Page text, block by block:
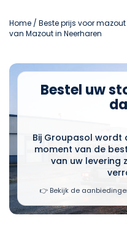
Home / Beste prijs voor
van Mazout in Neerharen
Bestel uw
Bij Groupasol wordt
moment van de
van uw levering
👉 Bekijk de